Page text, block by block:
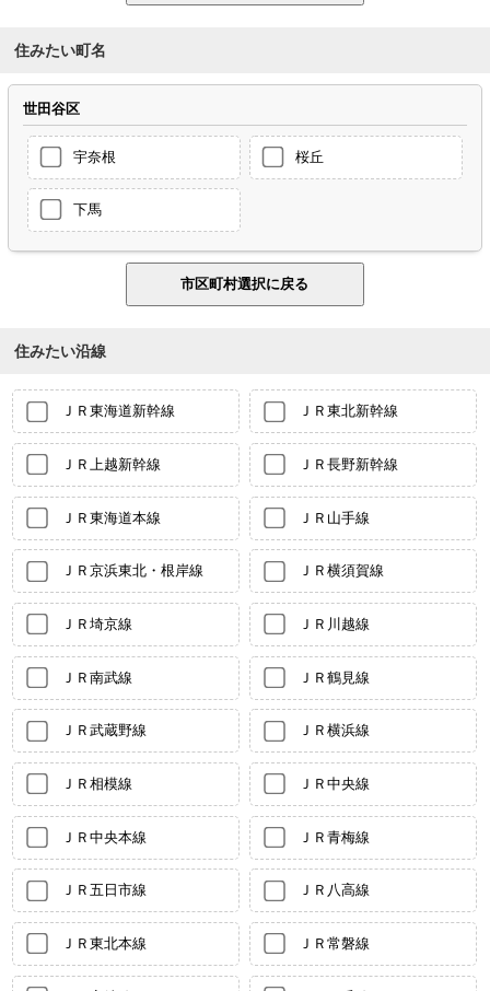
住みたい町名
世田谷区
宇奈根 桜丘
下馬
住みたい沿線
ＪＲ東海道新幹線 ＪＲ東北新幹線
ＪＲ上越新幹線 ＪＲ長野新幹線
ＪＲ東海道本線 ＪＲ山手線
ＪＲ京浜東北・根岸線 ＪＲ横須賀線
ＪＲ埼京線 ＪＲ川越線
ＪＲ南武線 ＪＲ鶴見線
ＪＲ武蔵野線 ＪＲ横浜線
ＪＲ相模線 ＪＲ中央線
ＪＲ中央本線 ＪＲ青梅線
ＪＲ五日市線 ＪＲ八高線
ＪＲ東北本線 ＪＲ常磐線